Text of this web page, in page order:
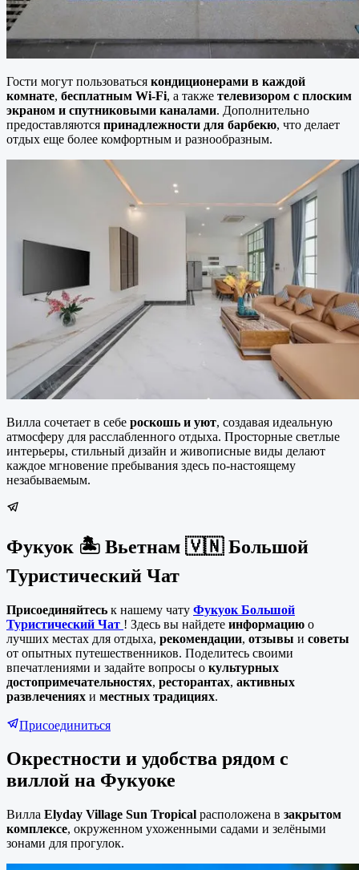
Гости могут пользоваться кондиционерами в каждой
комнате, бесплатным Wi-Fi, а также телевизором с плоским
экраном и спутниковыми каналами. Дополнительно
предоставляются принадлежности для барбекю, что делает
отдых еще более комфортным и разнообразным.
Вилла сочетает в себе роскошь и уют, создавая идеальную
атмосферу для расслабленного отдыха. Просторные светлые
интерьеры, стильный дизайн и живописные виды делают
каждое мгновение пребывания здесь по-настоящему
незабываемым.
Фукуок 🏝 Вьетнам 🇻🇳 Большой
Туристический Чат
Присоединяйтесь к нашему чату Фукуок Большой
Туристический Чат ! Здесь вы найдете информацию о
лучших местах для отдыха, рекомендации, отзывы и советы
от опытных путешественников. Поделитесь своими
впечатлениями и задайте вопросы о культурных
достопримечательностях, ресторантах, активных
развлечениях и местных традициях.
Присоединиться
Окрестности и удобства рядом с
виллой на Фукуоке
Вилла Elyday Village Sun Tropical расположена в закрытом
комплексе, окруженном ухоженными садами и зелёными
зонами для прогулок.